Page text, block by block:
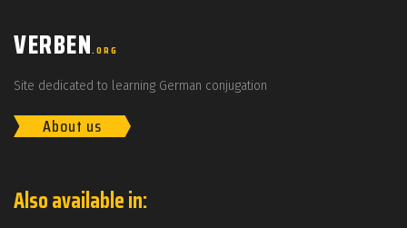
VERBEN.ORG
Site dedicated to learning German conjugation
About us
Also available in: